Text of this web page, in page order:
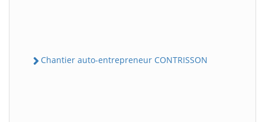
Chantier auto-entrepreneur CONTRISSON